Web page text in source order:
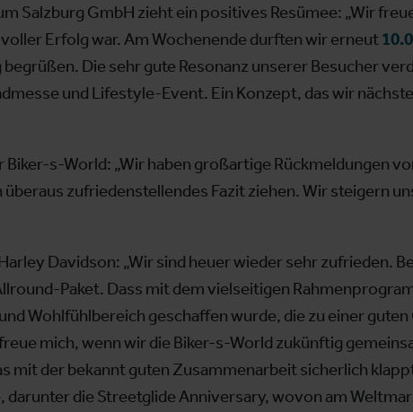
Salzburg GmbH zieht ein positives Resümee: „Wir
Erfolg war. Am Wochenende durften wir erneut
Die sehr gute Resonanz unserer Besucher
und Lifestyle-Event. Ein Konzept, das wir
s-World: „Wir haben großartige Rückmeldungen
zufriedenstellendes Fazit ziehen. Wir steigern
Davidson: „Wir sind heuer wieder sehr zufrieden.
Paket. Dass mit dem vielseitigen
Wohlfühlbereich geschaffen wurde, die zu einer
mich, wenn wir die Biker-s-World zukünftig
mit der bekannt guten Zusammenarbeit sicherlich
die Streetglide Anniversary, wovon am